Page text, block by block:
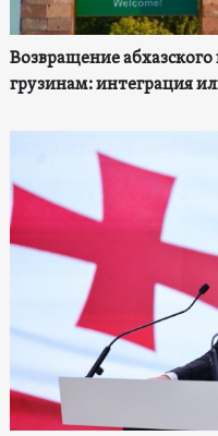
Возвращение
грузинам: интеграция